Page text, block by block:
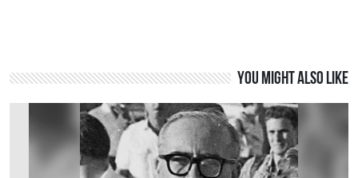
You might also like